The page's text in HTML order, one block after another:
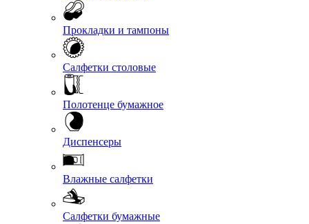
Прокладки и тампоны
Салфетки столовые
Полотенце бумажное
Диспенсеры
Влажные салфетки
Салфетки бумажные